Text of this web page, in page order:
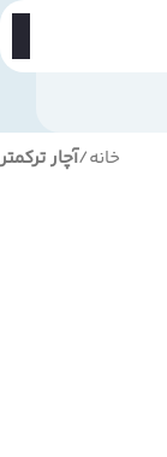
خانه آچار ترکمتر